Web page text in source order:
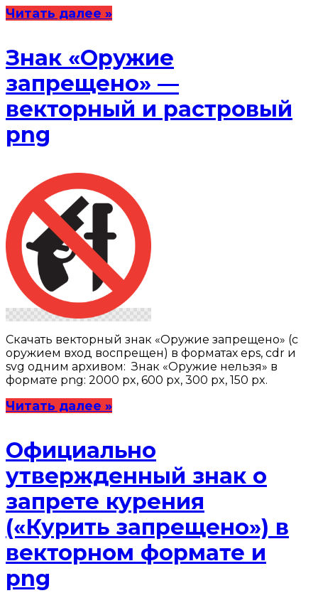
Читать далее »
Знак «Оружие
запрещено» —
векторный и растровый
png
Скачать векторный знак «Оружие запрещено» (с
оружием вход воспрещен) в форматах eps, cdr и
svg одним архивом: Знак «Оружие нельзя» в
формате png: 2000 px, 600 px, 300 px, 150 px.
Читать далее »
Официально
утвержденный знак о
запрете курения
(«Курить запрещено») в
векторном формате и
png